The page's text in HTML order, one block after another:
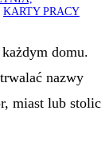
KARTY PRACY
domu.
nazwy
miast lub stolic